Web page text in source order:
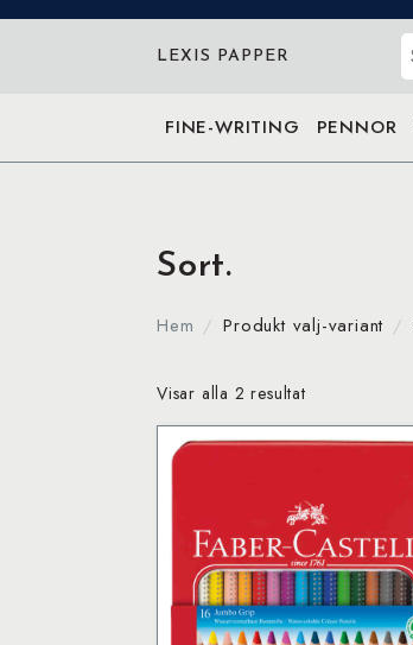
LEXIS PAPPER
FINE-WRITING PENNOR
Sort.
Hem Produkt valj-variant
Visar alla 2 resultat